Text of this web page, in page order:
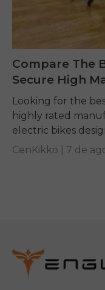
Compare The
Secure High
Looking for the
highly rated
electric bikes
and everyday
CenKikko | 7 de